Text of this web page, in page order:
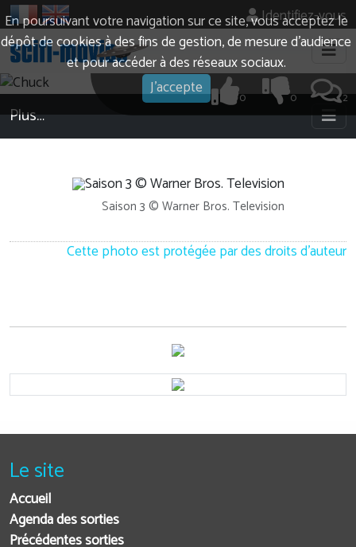
En poursuivant votre navigation sur ce site, vous acceptez le
dépôt de cookies à des fins de gestion, de mesure d’audience
et pour accéder à des réseaux sociaux.
J'accepte
Identifiez-vous
2
0
0
Plus…
Saison 3 © Warner Bros. Television
Cette photo est protégée par des droits d'auteur
Le site
Accueil
Agenda des sorties
Précédentes sorties